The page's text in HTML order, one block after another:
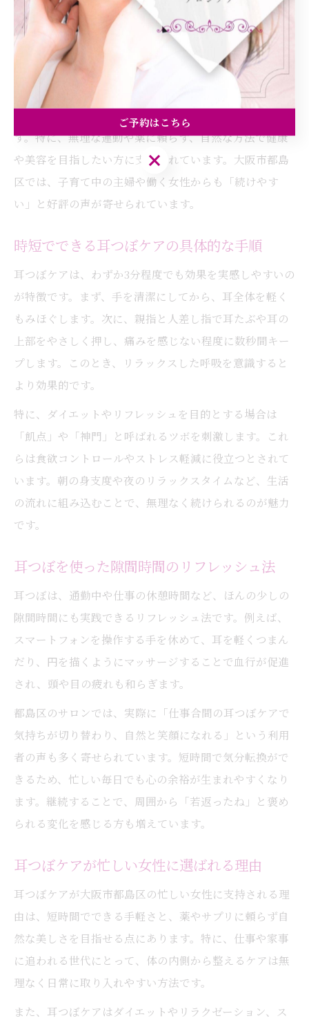
仕事や家事の合間に耳を軽く押すだけでもリフレッシュ
効果が期待でき、ストレス緩和や疲労回復につながりま
また、耳つぼは道具や特別な技術を必要としないため、
誰でも自宅や職場で簡単に始められるのが大きな魅力で
す。特に、無理な運動や薬に頼らず、自然な方法で健康
や美容を目指したい方に支持されています。大阪市都島
区では、子育て中の主婦や働く女性からも「続けやす
い」と好評の声が寄せられています。
時短でできる耳つぼケアの具体的な手順
耳つぼケアは、わずか3分程度でも効果を実感しやすいの
が特徴です。まず、手を清潔にしてから、耳全体を軽く
もみほぐします。次に、親指と人差し指で耳たぶや耳の
上部をやさしく押し、痛みを感じない程度に数秒間キー
プします。このとき、リラックスした呼吸を意識すると
より効果的です。
特に、ダイエットやリフレッシュを目的とする場合は
「飢点」や「神門」と呼ばれるツボを刺激します。これ
らは食欲コントロールやストレス軽減に役立つとされて
います。朝の身支度や夜のリラックスタイムなど、生活
の流れに組み込むことで、無理なく続けられるのが魅力
です。
耳つぼを使った隙間時間のリフレッシュ法
耳つぼは、通勤中や仕事の休憩時間など、ほんの少しの
隙間時間にも実践できるリフレッシュ法です。例えば、
スマートフォンを操作する手を休めて、耳を軽くつまん
だり、円を描くようにマッサージすることで血行が促進
され、頭や目の疲れも和らぎます。
都島区のサロンでは、実際に「仕事合間の耳つぼケアで
気持ちが切り替わり、自然と笑顔になれる」という利用
者の声も多く寄せられています。短時間で気分転換がで
きるため、忙しい毎日でも心の余裕が生まれやすくなり
ます。継続することで、周囲から「若返ったね」と褒め
られる変化を感じる方も増えています。
耳つぼケアが忙しい女性に選ばれる理由
耳つぼケアが大阪市都島区の忙しい女性に支持される理
由は、短時間でできる手軽さと、薬やサプリに頼らず自
然な美しさを目指せる点にあります。特に、仕事や家事
に追われる世代にとって、体の内側から整えるケアは無
理なく日常に取り入れやすい方法です。
また、耳つぼケアはダイエットやリラクゼーション、ス
ご予約はこちら
ご予約はこちら